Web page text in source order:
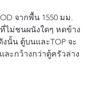
จากพื้น 1550 มม.
ไม่ชนผนังใดๆ หดข้าง
งนั้น ตู้บนและTOP จะ
ละกว้างกว่าตู้ครัวล่าง